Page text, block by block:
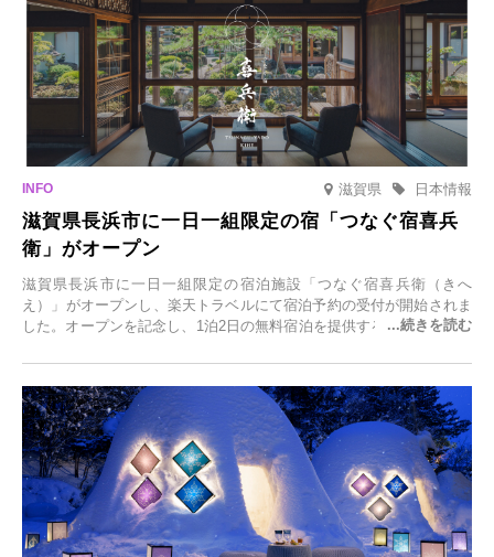
滋賀県 日本情報
滋賀県長浜市に一日一組限定の宿「つなぐ宿喜兵
衛」がオープン
滋賀県長浜市に一日一組限定の宿泊施設「つなぐ宿喜兵衛（きへ
え）」がオープンし、楽天トラベルにて宿泊予約の受付が開始されま
した。オープンを記念し、1泊2日の無料宿泊を提供するキャンペーン
一組限定の宿だからこそ叶う、大切な人との特別な時間を体験いただ
けます。